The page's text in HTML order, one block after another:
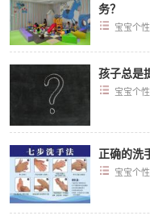
务？
宝宝个
孩子总是
宝宝个
正确的洗
宝宝个